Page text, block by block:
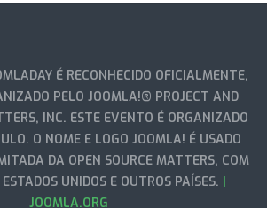
É RECONHECIDO OFICIALMENTE,
PELO JOOMLA!® PROJECT AND
INC. ESTE EVENTO É ORGANIZADO
O NOME E LOGO JOOMLA! É USADO
DA OPEN SOURCE MATTERS, COM
UNIDOS E OUTROS PAÍSES. |
JOOMLA.ORG